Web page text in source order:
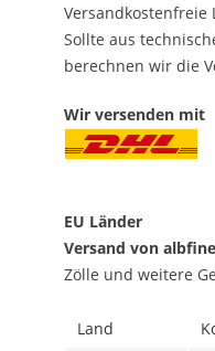
Versandkostenfreie
Sollte aus
berechnen wir die
Wir versenden mit
EU Länder
Versand von
Zölle und weitere
Land